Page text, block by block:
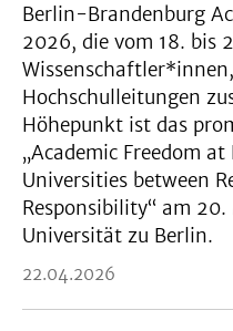
Berlin-Brandenburg
2026, die vom 18. bis
Hochschulleitungen
Höhepunkt ist das
„Academic Freedom at
Universities between
Responsibility“ am
Universität zu Berlin.
22.04.2026